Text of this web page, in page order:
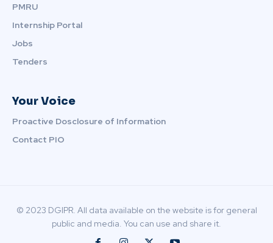
PMRU
Internship Portal
Jobs
Tenders
Your Voice
Proactive Dosclosure of Information
Contact PIO
© 2023 DGIPR. All data available on the website is for general
public and media. You can use and share it.